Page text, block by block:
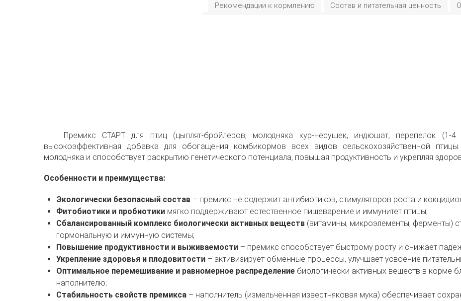
Рекомендации к кормлению Состав и питательная ценность
Премикс СТАРТ для птиц (цыплят-бройлеров, молодняка кур-несушек, индюшат, перепелок (1-
высокоэффективная добавка для обогащения комбикормов всех видов сельскохозяйственной
молодняка и способствует раскрытию генетического потенциала, повышая продуктивность и укрепляя
Особенности и преимущества:
Экологически безопасный состав– премикс не содержит антибиотиков, стимуляторов роста и
Фитобиотики и пробиотикимягко поддерживают естественное пищеварение и иммунитет птицы;
Сбалансированный комплекс биологически активных веществ(витамины, микроэлементы, ферменты)
гормональную и иммунную системы;
Повышение продуктивности и выживаемости– премикс способствует быстрому росту и снижает
Укрепление здоровья и плодовитости– активизирует обменные процессы, улучшает усвоение
Оптимальное перемешивание и равномерное распределениебиологически активных веществ в корме
наполнителю;
Стабильность свойств премикса– наполнитель (измельчённая известняковая мука) обеспечивает